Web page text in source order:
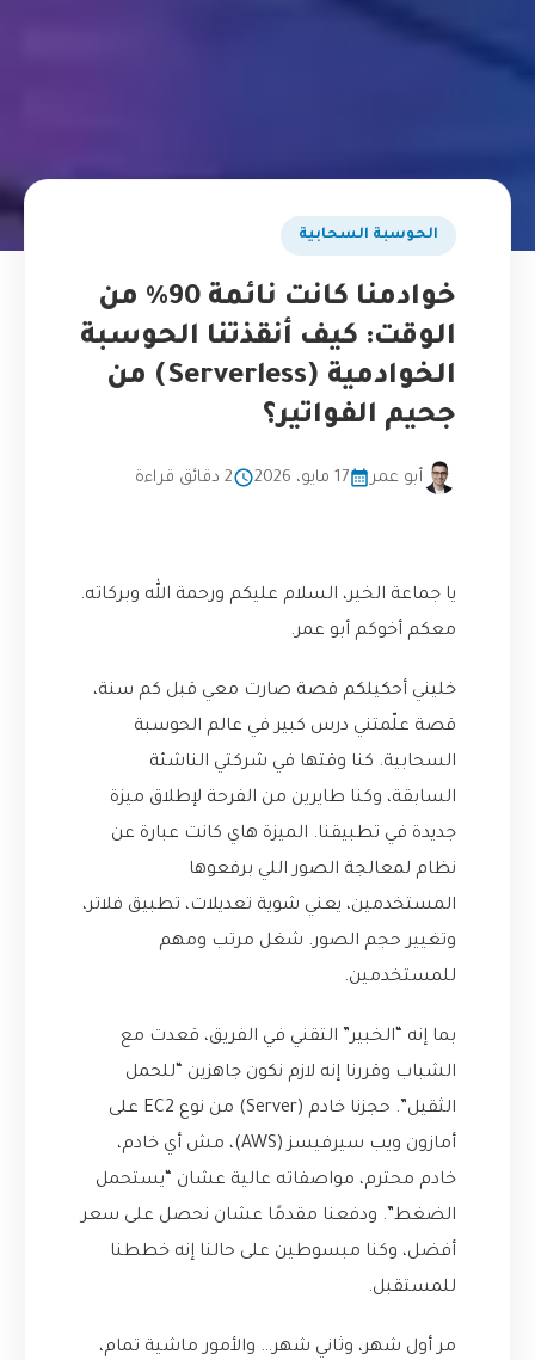
الحوسبة السحابية
خوادمنا كانت نائمة 90% من
الوقت: كيف أنقذتنا الحوسبة
الخوادمية (Serverless) من
جحيم الفواتير؟
أبو عمر 17 مايو، 2026 2 دقائق قراءة
يا جماعة الخير، السلام عليكم ورحمة الله وبركاته.
معكم أخوكم أبو عمر.
خليني أحكيلكم قصة صارت معي قبل كم سنة،
قصة علّمتني درس كبير في عالم الحوسبة
السحابية. كنا وقتها في شركتي الناشئة
السابقة، وكنا طايرين من الفرحة لإطلاق ميزة
جديدة في تطبيقنا. الميزة هاي كانت عبارة عن
نظام لمعالجة الصور اللي برفعوها
المستخدمين، يعني شوية تعديلات، تطبيق فلاتر،
وتغيير حجم الصور. شغل مرتب ومهم
للمستخدمين.
بما إنه “الخبير” التقني في الفريق، قعدت مع
الشباب وقررنا إنه لازم نكون جاهزين “للحمل
الثقيل”. حجزنا خادم (Server) من نوع EC2 على
أمازون ويب سيرفيسز (AWS)، مش أي خادم،
خادم محترم، مواصفاته عالية عشان “يستحمل
الضغط”. ودفعنا مقدمًا عشان نحصل على سعر
أفضل، وكنا مبسوطين على حالنا إنه خططنا
للمستقبل.
مر أول شهر، وثاني شهر… والأمور ماشية تمام،